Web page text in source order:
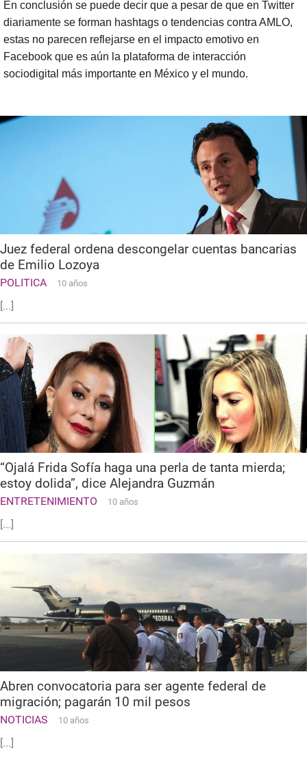
En conclusión se puede decir que a pesar de que en Twitter
diariamente se forman hashtags o tendencias contra AMLO,
estas no parecen reflejarse en el impacto emotivo en
Facebook que es aún la plataforma de interacción
sociodigital más importante en México y el mundo.
Juez federal ordena descongelar cuentas bancarias
de Emilio Lozoya
POLITICA 10 años
[...]
“Ojalá Frida Sofía haga una perla de tanta mierda;
estoy dolida”, dice Alejandra Guzmán
ENTRETENIMIENTO 10 años
[...]
Abren convocatoria para ser agente federal de
migración; pagarán 10 mil pesos
NOTICIAS 10 años
[...]